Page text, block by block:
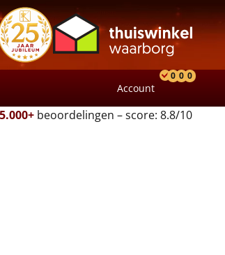
Account
0 0 0
5.000+ beoordelingen – score: 8.8/10